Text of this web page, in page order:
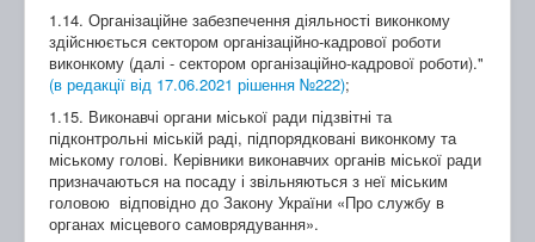
1.14. Організаційне забезпечення діяльності виконкому
здійснюється сектором організаційно-кадрової роботи
виконкому (далі - сектором організаційно-кадрової роботи)."
(в редакції від 17.06.2021 рішення №222);
1.15. Виконавчі органи міської ради підзвітні та
підконтрольні міській раді, підпорядковані виконкому та
міському голові. Керівники виконавчих органів міської ради
призначаються на посаду і звільняються з неї міським
головою відповідно до Закону України «Про службу в
органах місцевого самоврядування».